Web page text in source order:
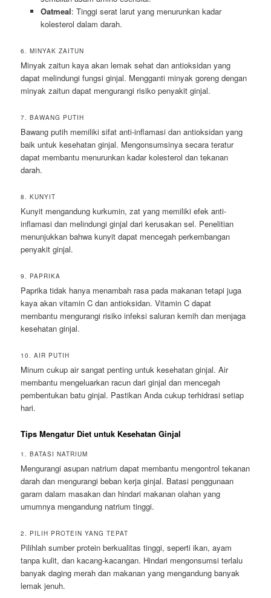
Oatmeal: Tinggi serat larut yang menurunkan kadar
kolesterol dalam darah.
6. MINYAK ZAITUN
Minyak zaitun kaya akan lemak sehat dan antioksidan yang
dapat melindungi fungsi ginjal. Mengganti minyak goreng dengan
minyak zaitun dapat mengurangi risiko penyakit ginjal.
7. BAWANG PUTIH
Bawang putih memiliki sifat anti-inflamasi dan antioksidan yang
baik untuk kesehatan ginjal. Mengonsumsinya secara teratur
dapat membantu menurunkan kadar kolesterol dan tekanan
darah.
8. KUNYIT
Kunyit mengandung kurkumin, zat yang memiliki efek anti-
inflamasi dan melindungi ginjal dari kerusakan sel. Penelitian
menunjukkan bahwa kunyit dapat mencegah perkembangan
penyakit ginjal.
9. PAPRIKA
Paprika tidak hanya menambah rasa pada makanan tetapi juga
kaya akan vitamin C dan antioksidan. Vitamin C dapat
membantu mengurangi risiko infeksi saluran kemih dan menjaga
kesehatan ginjal.
10. AIR PUTIH
Minum cukup air sangat penting untuk kesehatan ginjal. Air
membantu mengeluarkan racun dari ginjal dan mencegah
pembentukan batu ginjal. Pastikan Anda cukup terhidrasi setiap
hari.
Tips Mengatur Diet untuk Kesehatan Ginjal
1. BATASI NATRIUM
Mengurangi asupan natrium dapat membantu mengontrol tekanan
darah dan mengurangi beban kerja ginjal. Batasi penggunaan
garam dalam masakan dan hindari makanan olahan yang
umumnya mengandung natrium tinggi.
2. PILIH PROTEIN YANG TEPAT
Pilihlah sumber protein berkualitas tinggi, seperti ikan, ayam
tanpa kulit, dan kacang-kacangan. Hindari mengonsumsi terlalu
banyak daging merah dan makanan yang mengandung banyak
lemak jenuh.